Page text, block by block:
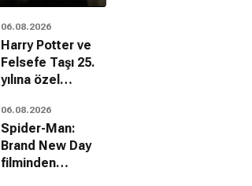
06.08.2026
Harry Potter ve
Felsefe Taşı 25.
yılına özel
sinemalara
dönüyor
06.08.2026
Spider-Man:
Brand New Day
filminden